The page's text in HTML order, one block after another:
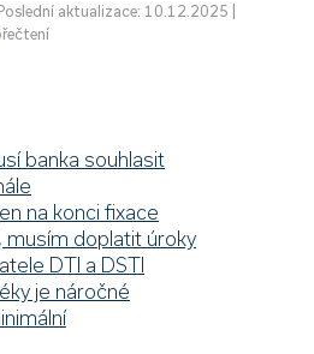
aktualizace: 10.12.2025 |
banka souhlasit
na konci fixace
musím doplatit úroky
DTI a DSTI
je náročné